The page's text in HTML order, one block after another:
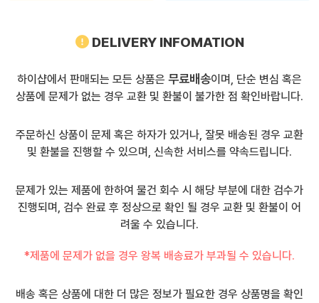
DELIVERY INFOMATION
하이샵에서 판매되는 모든 상품은 무료배송이며, 단순 변심 혹은
상품에 문제가 없는 경우 교환 및 환불이 불가한 점 확인바랍니다.
주문하신 상품이 문제 혹은 하자가 있거나, 잘못 배송된 경우 교환
및 환불을 진행할 수 있으며, 신속한 서비스를 약속드립니다.
문제가 있는 제품에 한하여 물건 회수 시 해당 부분에 대한 검수가
진행되며, 검수 완료 후 정상으로 확인 될 경우 교환 및 환불이 어
려울 수 있습니다.
*제품에 문제가 없을 경우 왕복 배송료가 부과될 수 있습니다.
배송 혹은 상품에 대한 더 많은 정보가 필요한 경우 상품명을 확인